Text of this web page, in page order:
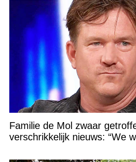
Familie de Mol zwaar
verschrikkelijk nieuws: “We